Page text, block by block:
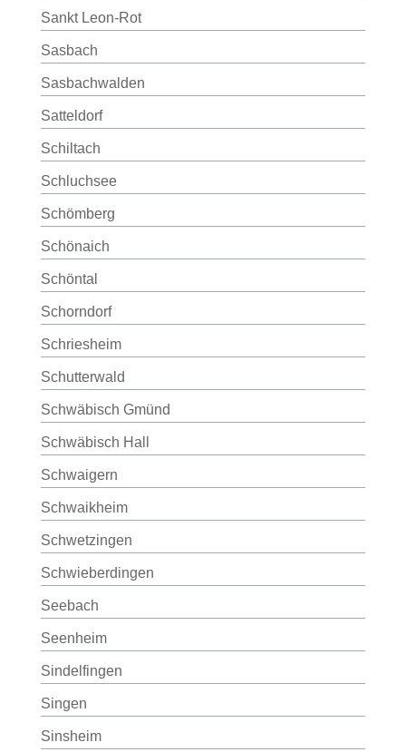
Sankt Leon-Rot
Sasbach
Sasbachwalden
Satteldorf
Schiltach
Schluchsee
Schömberg
Schönaich
Schöntal
Schorndorf
Schriesheim
Schutterwald
Schwäbisch Gmünd
Schwäbisch Hall
Schwaigern
Schwaikheim
Schwetzingen
Schwieberdingen
Seebach
Seenheim
Sindelfingen
Singen
Sinsheim